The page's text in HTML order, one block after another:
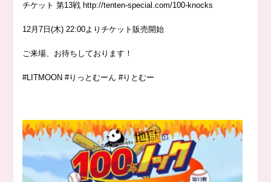
チケット 第13戦 http://tenten-special.com/100-knocks
12月7日(木) 22:00よりチケット販売開始
ご来場、お待ちしております！
#LITMOON #りっとむーん #りとむー